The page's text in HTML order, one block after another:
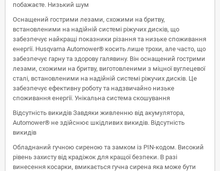
побажаєте. Низький шум
Оснащений гострими лезами, схожими на бритву,
встановленими на надійній системі ріжучих дисків, що
забезпечує найкращі показники різання та низьке споживання
енергії. Husqvarna Automower® косить лише трохи, але часто, що
забезпечує гарну та здорову галявину. Він оснащений гострими
лезами, схожими на бритву, виготовленими з міцної вуглецевої
сталі, встановленими на надійній системі ріжучих дисків. Це
забезпечує ефективну роботу та надзвичайно низьке
споживання енергії. Унікальна система скошування
Відсутність викидів Завдяки живленню від акумулятора,
Automower® не здійснює шкідливих викидів. Відсутність
викидів
Обладнаний гучною сиреною та замком із PIN-кодом. Високий
рівень захисту від крадіжок для кращої безпеки. В разі
винесення косарки, вмикається гучна сирена яка може бути